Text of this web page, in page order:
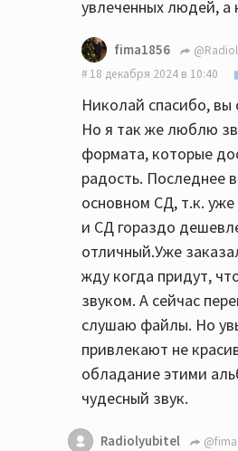
увлеченных людей, а
fima1856
18 декабря 2024 в 10:40
Николай спасибо, вы
Но я так же люблю
формата, которые
радость. Последнее
основном СД, т.к.
и СД гораздо
отличный.Уже
жду когда придут,
звуком. А сейчас
слушаю файлы. Но
привлекают не
обладание этими
чудесный звук.
Radiolyubitel